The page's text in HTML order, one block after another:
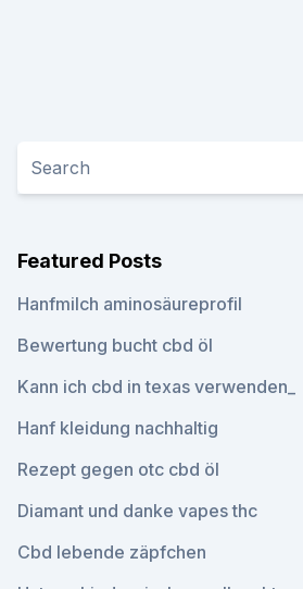
Featured Posts
Hanfmilch aminosäureprofil
Bewertung bucht cbd öl
Kann ich cbd in texas verwenden_
Hanf kleidung nachhaltig
Rezept gegen otc cbd öl
Diamant und danke vapes thc
Cbd lebende zäpfchen